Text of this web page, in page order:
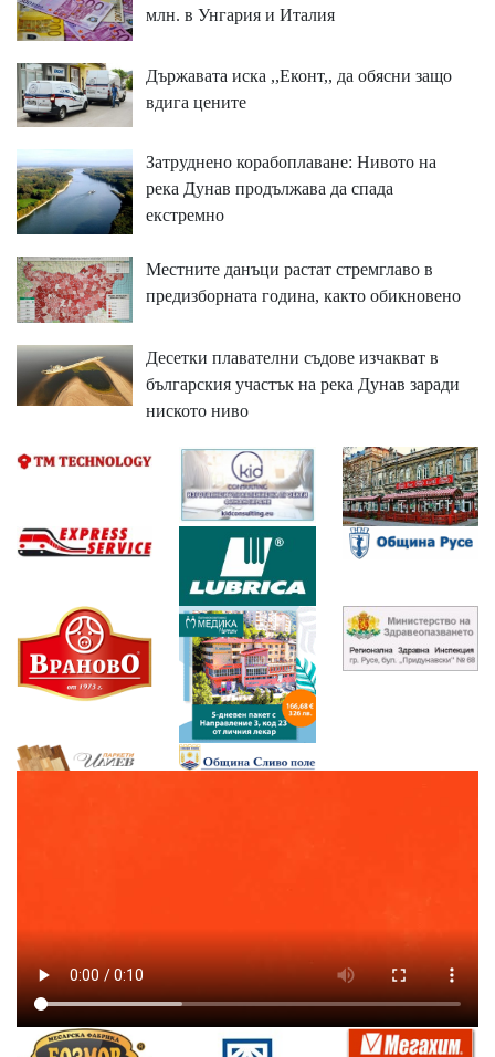
млн. в Унгария и Италия
Държавата иска ,,Еконт,, да обясни защо
вдига цените
Затруднено корабоплаване: Нивото на
река Дунав продължава да спада
екстремно
Местните данъци растат стремглаво в
предизборната година, както обикновено
Десетки плавателни съдове изчакват в
българския участък на река Дунав заради
ниското ниво